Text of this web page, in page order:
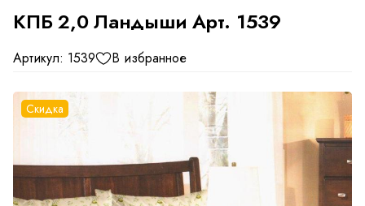
КПБ 2,0 Ландыши Арт. 1539
Артикул: 1539 В избранное
Скидка